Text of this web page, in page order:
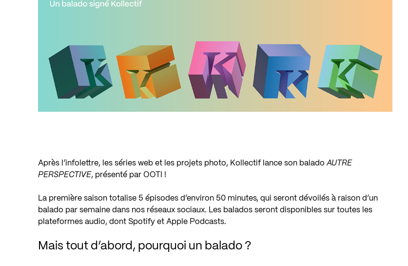
Après l’infolettre, les séries web et les projets photo, Kollectif lance son baladoAUTRE
PERSPECTIVE, présenté parOOTI !
La première saison totalise 5 épisodes d’environ 50 minutes, qui seront dévoilés à raison d’un
balado par semaine dans nos réseaux sociaux. Les balados seront disponibles sur toutes les
plateformes audio, dont Spotify et Apple Podcasts.
Mais tout d’abord, pourquoi un balado ?